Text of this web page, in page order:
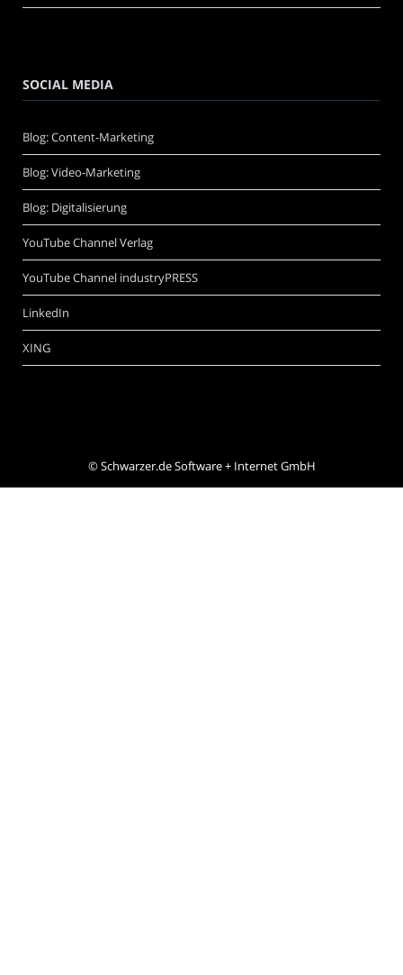
SOCIAL MEDIA
Blog: Content-Marketing
Blog: Video-Marketing
Blog: Digitalisierung
YouTube Channel Verlag
YouTube Channel industryPRESS
LinkedIn
XING
©Schwarzer.de Software + Internet GmbH